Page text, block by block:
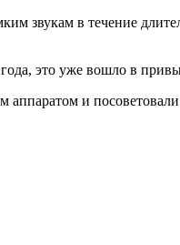
звукам в течение
это уже вошло в
и